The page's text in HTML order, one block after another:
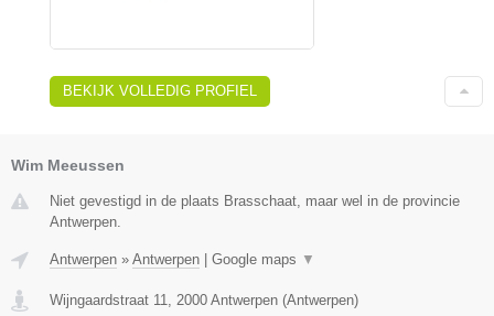
BEKIJK VOLLEDIG PROFIEL
Wim Meeussen
Niet gevestigd in de plaats Brasschaat, maar wel in de provincie
Antwerpen.
Antwerpen » Antwerpen Google maps ▼
Wijngaardstraat 11, 2000 Antwerpen (Antwerpen)